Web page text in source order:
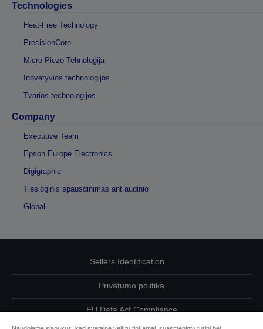
Technologies
Heat-Free Technology
PrecisionCore
Micro Piezo Tehnoloģija
Inovatyvios technologijos
Tvarios technologijos
Company
Executive Team
Epson Europe Electronics
Digigraphie
Tiesioginis spausdinimas ant audinio
Global
Sellers Identification
Privatumo politika
EU Data Act Compliance